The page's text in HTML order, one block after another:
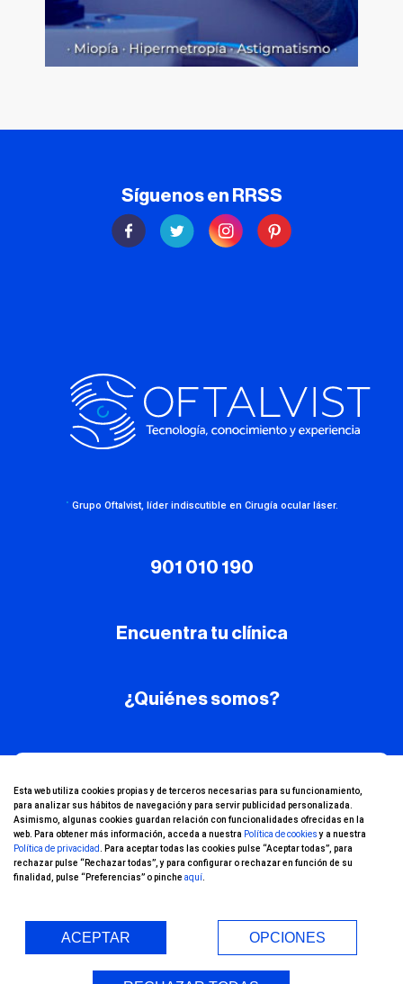
Síguenos en RRSS
· Grupo Oftalvist, líder indiscutible en Cirugía ocular láser.
901 010 190
Encuentra tu clínica
¿Quiénes somos?
¡Conoce nuestro
canal de YouTube!
Entorno Seguro (COVID-19)
Esta web utiliza cookies propias y de terceros necesarias para su funcionamiento,
para analizar sus hábitos de navegación y para servir publicidad personalizada.
Asimismo, algunas cookies guardan relación con funcionalidades ofrecidas en la
web. Para obtener más información, acceda a nuestra Política de cookiesy a nuestra
Política de privacidad
. Para aceptar todas las cookies pulse “Aceptar todas”, para
rechazar pulse “Rechazar todas”, y para configurar o rechazar en función de su
finalidad, pulse “Preferencias” o pinche aquí
ACEPTAR OPCIONES